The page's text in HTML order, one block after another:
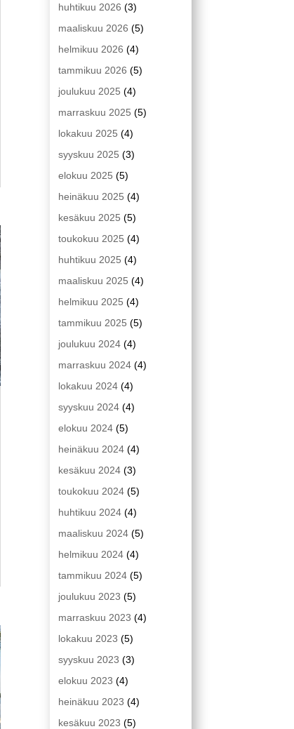
huhtikuu 2026 (3)
maaliskuu 2026 (5)
helmikuu 2026 (4)
tammikuu 2026 (5)
joulukuu 2025 (4)
marraskuu 2025 (5)
lokakuu 2025 (4)
syyskuu 2025 (3)
elokuu 2025 (5)
heinäkuu 2025 (4)
kesäkuu 2025 (5)
toukokuu 2025 (4)
huhtikuu 2025 (4)
maaliskuu 2025 (4)
helmikuu 2025 (4)
tammikuu 2025 (5)
joulukuu 2024 (4)
marraskuu 2024 (4)
lokakuu 2024 (4)
syyskuu 2024 (4)
elokuu 2024 (5)
heinäkuu 2024 (4)
kesäkuu 2024 (3)
toukokuu 2024 (5)
huhtikuu 2024 (4)
maaliskuu 2024 (5)
helmikuu 2024 (4)
tammikuu 2024 (5)
joulukuu 2023 (5)
marraskuu 2023 (4)
lokakuu 2023 (5)
syyskuu 2023 (3)
elokuu 2023 (4)
heinäkuu 2023 (4)
kesäkuu 2023 (5)